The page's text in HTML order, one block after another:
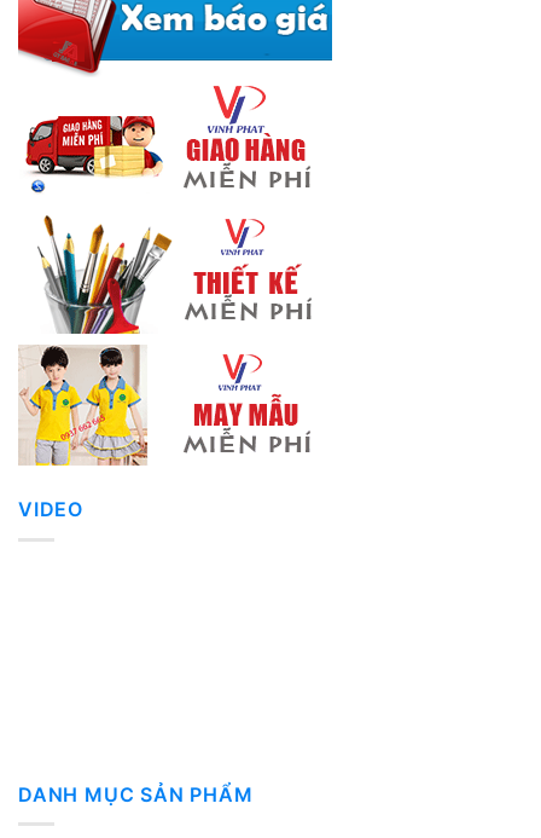
VIDEO
DANH MỤC SẢN PHẨM